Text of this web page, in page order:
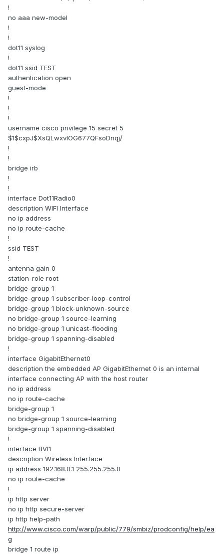
!
no aaa new-model
!
!
dot11 syslog
!
dot11 ssid TEST
authentication open
guest-mode
!
!
!
username cisco privilege 15 secret 5
$1$cxpJ$XsQLwxvlOG677QFsoDnqj/
!
!
bridge irb
!
!
interface Dot11Radio0
description WIFI Interface
no ip address
no ip route-cache
!
ssid TEST
!
antenna gain 0
station-role root
bridge-group 1
bridge-group 1 subscriber-loop-control
bridge-group 1 block-unknown-source
no bridge-group 1 source-learning
no bridge-group 1 unicast-flooding
bridge-group 1 spanning-disabled
!
interface GigabitEthernet0
description the embedded AP GigabitEthernet 0 is an internal
interface connecting AP with the host router
no ip address
no ip route-cache
bridge-group 1
no bridge-group 1 source-learning
bridge-group 1 spanning-disabled
!
interface BVI1
description Wireless Interface
ip address 192.168.0.1 255.255.255.0
no ip route-cache
!
ip http server
no ip http secure-server
ip http help-path
http://www.cisco.com/warp/public/779/smbiz/prodconfig/help/ea
g
bridge 1 route ip